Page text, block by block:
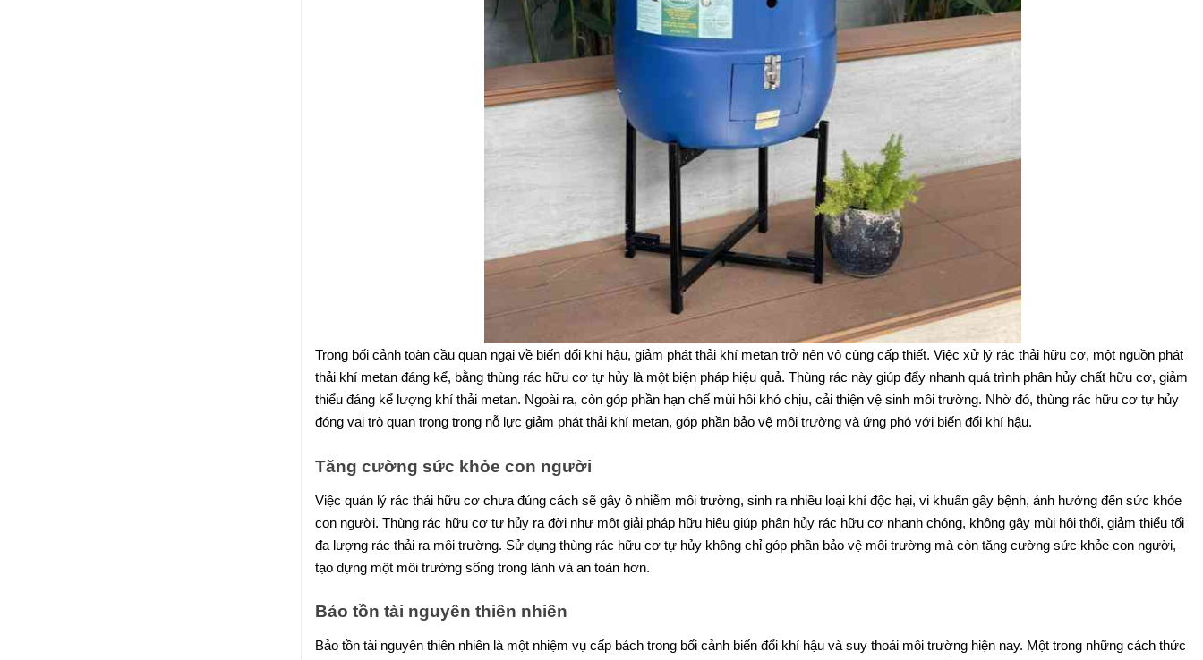
Trong bối cảnh toàn cầu quan ngại về biến đổi khí hậu, giảm phát thải khí metan trở nên vô cùng cấp thiết. Việc xử lý rác thải hữu cơ, một nguồn phát
thải khí metan đáng kể, bằng thùng rác hữu cơ tự hủy là một biện pháp hiệu quả. Thùng rác này giúp đẩy nhanh quá trình phân hủy chất hữu cơ, giảm
thiểu đáng kể lượng khí thải metan. Ngoài ra, còn góp phần hạn chế mùi hôi khó chịu, cải thiện vệ sinh môi trường. Nhờ đó, thùng rác hữu cơ tự hủy
đóng vai trò quan trọng trong nỗ lực giảm phát thải khí metan, góp phần bảo vệ môi trường và ứng phó với biến đổi khí hậu.
Tăng cường sức khỏe con người
Việc quản lý rác thải hữu cơ chưa đúng cách sẽ gây ô nhiễm môi trường, sinh ra nhiều loại khí độc hại, vi khuẩn gây bệnh, ảnh hưởng đến sức khỏe
con người. Thùng rác hữu cơ tự hủy ra đời như một giải pháp hữu hiệu giúp phân hủy rác hữu cơ nhanh chóng, không gây mùi hôi thối, giảm thiểu tối
đa lượng rác thải ra môi trường. Sử dụng thùng rác hữu cơ tự hủy không chỉ góp phần bảo vệ môi trường mà còn tăng cường sức khỏe con người,
tạo dựng một môi trường sống trong lành và an toàn hơn.
Bảo tồn tài nguyên thiên nhiên
Bảo tồn tài nguyên thiên nhiên là một nhiệm vụ cấp bách trong bối cảnh biến đổi khí hậu và suy thoái môi trường hiện nay. Một trong những cách thức